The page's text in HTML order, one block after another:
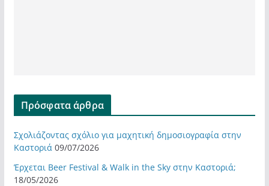
Πρόσφατα άρθρα
Σχολιάζοντας σχόλιο για μαχητική δημοσιογραφία στην
Καστοριά 09/07/2026
Έρχεται Beer Festival & Walk in the Sky στην Καστοριά;
18/05/2026